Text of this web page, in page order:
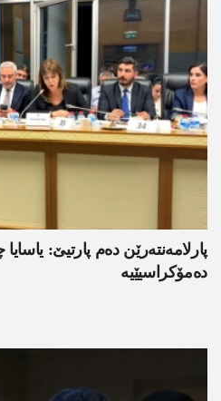
پارلامەنتەرێن دەم پارتیێ:
دەمۆکراسیێیە